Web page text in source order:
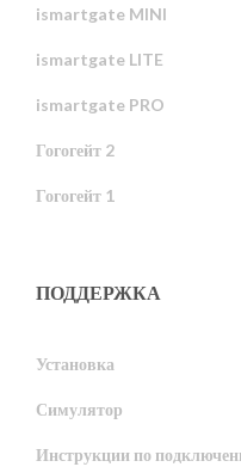
ismartgate MINI
ismartgate LITE
ismartgate PRO
Гогогейт 2
Гогогейт 1
ПОДДЕРЖКА
Установка
Симулятор
Инструкции по